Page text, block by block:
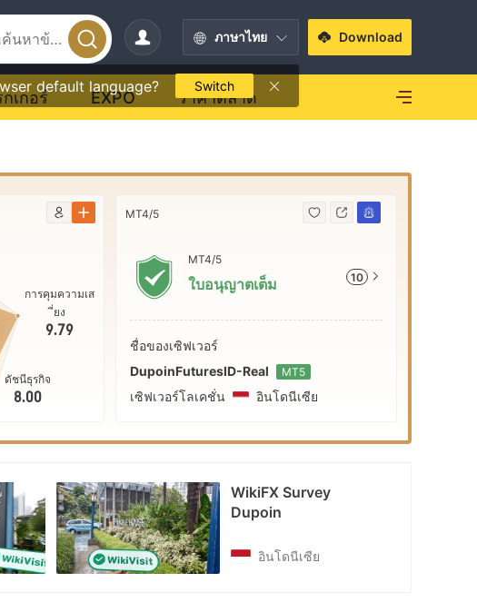
ภาษาไทย
default language? Switch
Download
เกอร์ EXPO ราคาตลาด
ดัชนีธุรกิจ
8.00
การคุมความเส
ี่ยง
9.79
MT4/5
MT4/5
ใบอนุญาตเต็ม 10
ชื่อของเซิฟเวอร์
DupoinFuturesID-Real
MT5
เซิฟเวอร์โลเคชั่น อินโดนีเซีย
WikiFX Survey
Dupoin
อินโดนีเซีย